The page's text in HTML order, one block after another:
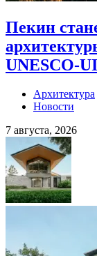
Пекин
UNESCO-
Архитектура
Новости
7 августа, 2026